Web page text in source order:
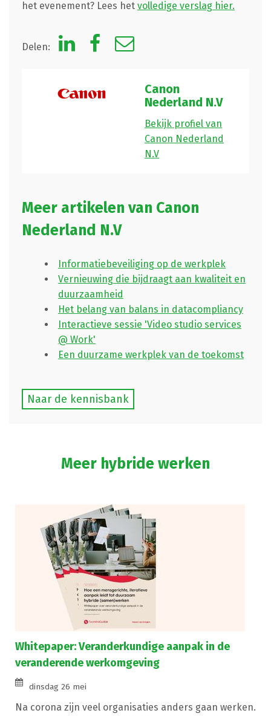
het evenement? Lees het volledige verslag hier.
Delen:
Canon
Nederland N.V
Bekijk profiel van
Canon Nederland
N.V
Meer artikelen van Canon
Nederland N.V
Informatiebeveiliging op de werkplek
Vernieuwing die bijdraagt aan kwaliteit en
duurzaamheid
Het belang van balans in datacompliancy
Interactieve sessie 'Video studio services
@ Work'
Een duurzame werkplek van de toekomst
Naar de kennisbank
Meer hybride werken
Whitepaper: Veranderkundige aanpak in de
veranderende werkomgeving
dinsdag 26 mei
Na corona zijn veel organisaties anders gaan werken.